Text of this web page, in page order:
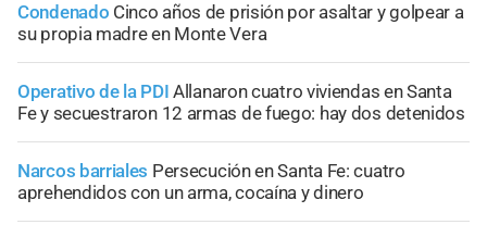
Condenado Cinco años de prisión por asaltar y golpear a
su propia madre en Monte Vera
Operativo de la PDI Allanaron cuatro viviendas en Santa
Fe y secuestraron 12 armas de fuego: hay dos detenidos
Narcos barriales Persecución en Santa Fe: cuatro
aprehendidos con un arma, cocaína y dinero